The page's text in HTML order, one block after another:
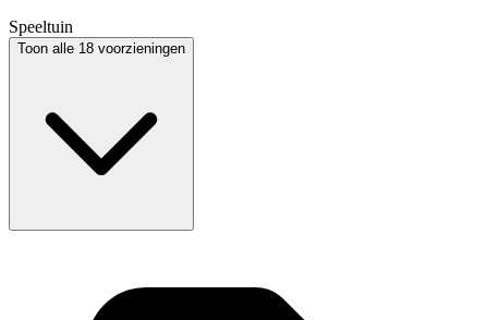
Speeltuin
Toon alle 18 voorzieningen